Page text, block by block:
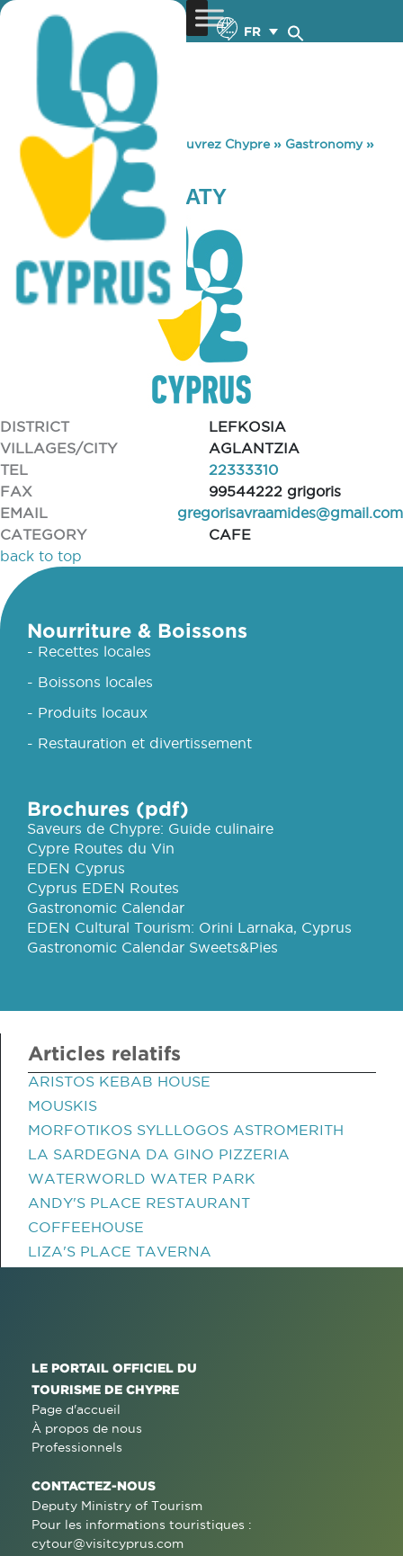
FR
You are here: Home »Découvrez Chypre» Gastronomy»
SECOND CUP ΠΛΑΤΥ
SECOND CUP ΠΛΑΤΥ
DISTRICT
LEFKOSIA
VILLAGES/CITY
AGLANTZIA
TEL
22333310
FAX
99544222 grigoris
EMAIL
gregorisavraamides@gmail.com
CATEGORY
CAFE
back to top
Nourriture & Boissons
- Recettes locales
- Boissons locales
- Produits locaux
- Restauration et divertissement
Brochures (pdf)
Saveurs de Chypre: Guide culinaire
Cypre Routes du Vin
EDEN Cyprus
Cyprus EDEN Routes
Gastronomic Calendar
EDEN Cultural Tourism: Orini Larnaka, Cyprus
Gastronomic Calendar Sweets&Pies
Articles relatifs
ARISTOS KEBAB HOUSE
MOUSKIS
MORFOTIKOS SYLLLOGOS ASTROMERITH
LA SARDEGNA DA GINO PIZZERIA
WATERWORLD WATER PARK
ANDY'S PLACE RESTAURANT
COFFEEHOUSE
LIZA'S PLACE TAVERNA
LE PORTAIL OFFICIEL DU
TOURISME DE CHYPRE
Page d'accueil
À propos de nous
Professionnels
CONTACTEZ-NOUS
Deputy Ministry of Tourism
Pour les informations touristiques :
cytour@visitcyprus.com